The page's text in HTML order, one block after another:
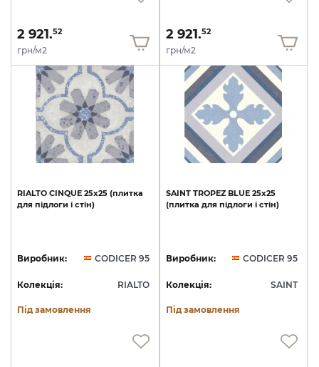
2 921.52
грн/м2
2 921.52
грн/м2
RIALTO CINQUE 25x25 (плитка
для підлоги і стін)
Виробник: CODICER 95
Колекція: RIALTO
Під замовлення
SAINT TROPEZ BLUE 25x25
(плитка для підлоги і стін)
Виробник: CODICER 95
Колекція: SAINT
Під замовлення